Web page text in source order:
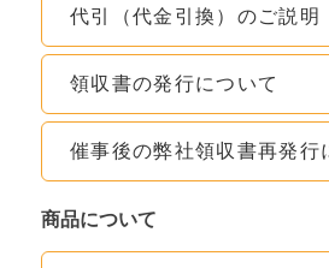
代引（代金引換）のご説明
領収書の発行について
催事後の弊社領収書再発行
商品について